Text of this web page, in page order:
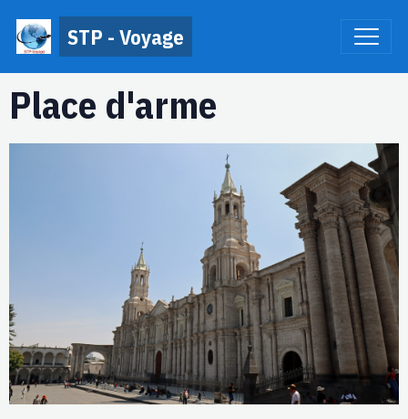
STP - Voyage
Place d'arme